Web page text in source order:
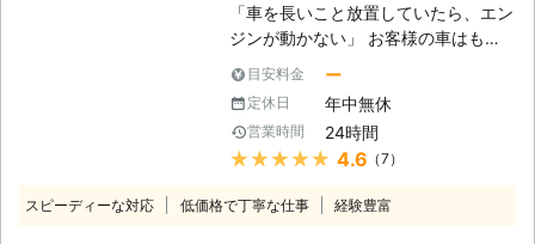
「車を長いこと放置していたら、エン
ジンが動かない」 お客様の車はもし
かしたら、バッテリー上がりを起こし
ているかもしれません。車は放ってお
いても自然放電をおこなっているの
で、勝手にバッテリー内の電気は消耗
していきます。そのため、長いこと車
せるだけの電力が無くなってしまうの
目安料金 ー
定休日 年中無休
営業時間 24時間
★★★★★ 4.6 （7）
スピーディーな対応 低価格で丁寧な仕事 経験豊富